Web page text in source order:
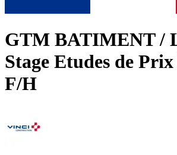
GTM BATIMENT /
Stage Etudes de
F/H